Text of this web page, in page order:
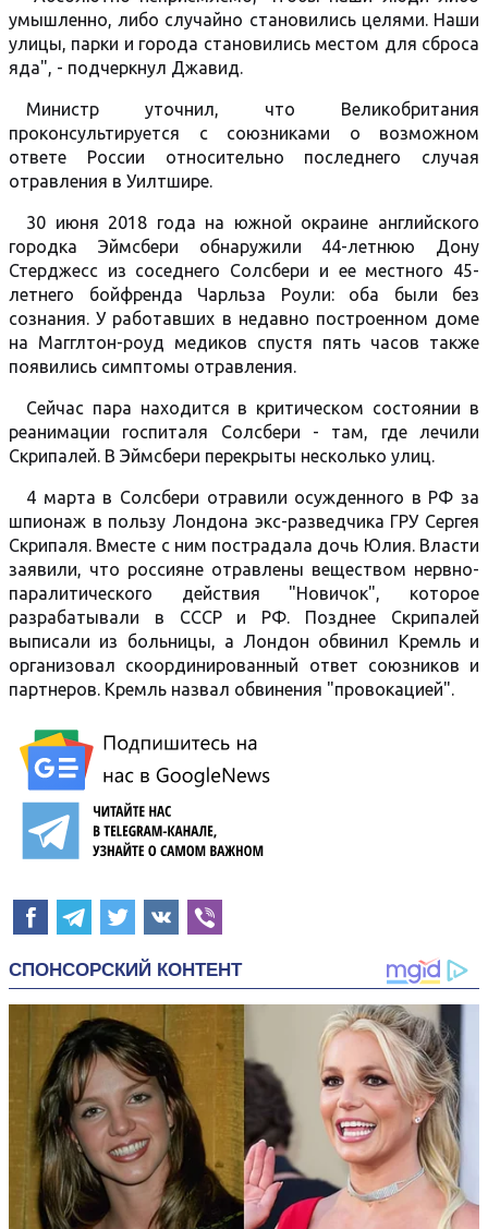
умышленно, либо случайно становились целями. Наши
улицы, парки и города становились местом для сброса
яда", - подчеркнул Джавид.
Министр уточнил, что Великобритания
проконсультируется с союзниками о возможном
ответе России относительно последнего случая
отравления в Уилтшире.
30 июня 2018 года на южной окраине английского
городка Эймсбери обнаружили 44-летнюю Дону
Стерджесс из соседнего Солсбери и ее местного 45-
летнего бойфренда Чарльза Роули: оба были без
сознания. У работавших в недавно построенном доме
на Магглтон-роуд медиков спустя пять часов также
появились симптомы отравления.
Сейчас пара находится в критическом состоянии в
реанимации госпиталя Солсбери - там, где лечили
Скрипалей. В Эймсбери перекрыты несколько улиц.
4 марта в Солсбери отравили осужденного в РФ за
шпионаж в пользу Лондона экс-разведчика ГРУ Сергея
Скрипаля. Вместе с ним пострадала дочь Юлия. Власти
заявили, что россияне отравлены веществом нервно-
паралитического действия "Новичок", которое
разрабатывали в СССР и РФ. Позднее Скрипалей
выписали из больницы, а Лондон обвинил Кремль и
организовал скоординированный ответ союзников и
партнеров. Кремль назвал обвинения "провокацией".